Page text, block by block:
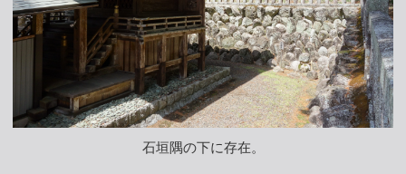
石垣隅の下に存在。